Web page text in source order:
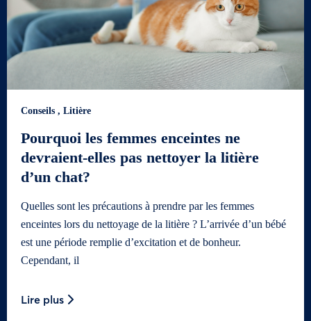
Conseils , Litière
Pourquoi les femmes enceintes ne
devraient-elles pas nettoyer la litière
d’un chat?
Quelles sont les précautions à prendre par les femmes
enceintes lors du nettoyage de la litière ? L’arrivée d’un bébé
est une période remplie d’excitation et de bonheur.
Cependant, il
Lire plus